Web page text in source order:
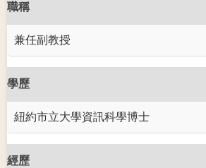
職稱
兼任副教授
學歷
紐約市立大學資訊科學博士
經歷